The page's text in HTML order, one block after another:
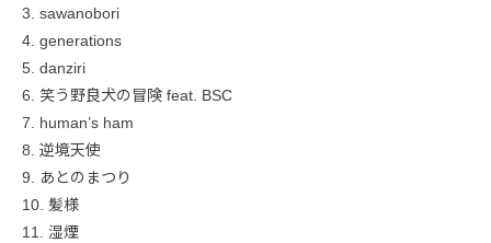
3. sawanobori
4. generations
5. danziri
6. 笑う野良犬の冒険 feat. BSC
7. human’s ham
8. 逆境天使
9. あとのまつり
10. 髪様
11. 湿煙